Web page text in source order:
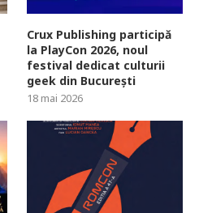
Crux Publishing participă
la PlayCon 2026, noul
festival dedicat culturii
geek din București
18 mai 2026